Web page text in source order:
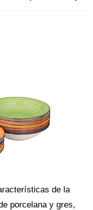
de la
porcelana y gres,